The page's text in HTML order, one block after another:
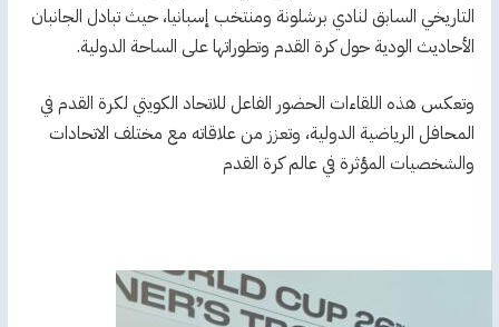
التاريخي السابق لنادي برشلونة ومنتخب إسبانيا، حيث تبادل الجانبان
الأحاديث الودية حول كرة القدم وتطوراتها على الساحة الدولية.
وتعكس هذه اللقاءات الحضور الفاعل للاتحاد الكويتي لكرة القدم في
المحافل الرياضية الدولية، وتعزز من علاقاته مع مختلف الاتحادات
والشخصيات المؤثرة في عالم كرة القدم